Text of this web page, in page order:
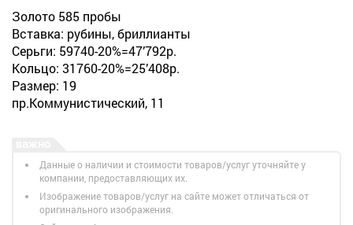
Золото 585 пробы
Вставка: рубины, бриллианты
Серьги: 59740-20%=47’792р.
Кольцо: 31760-20%=25’408р.
Размер: 19
пр.Коммунистический, 11
Данные о наличии и стоимости товаров/услуг уточняйте у
компании, предоставляющих их.
Изображение товаров/услуг на сайте может отличаться от
оригинального изображения.